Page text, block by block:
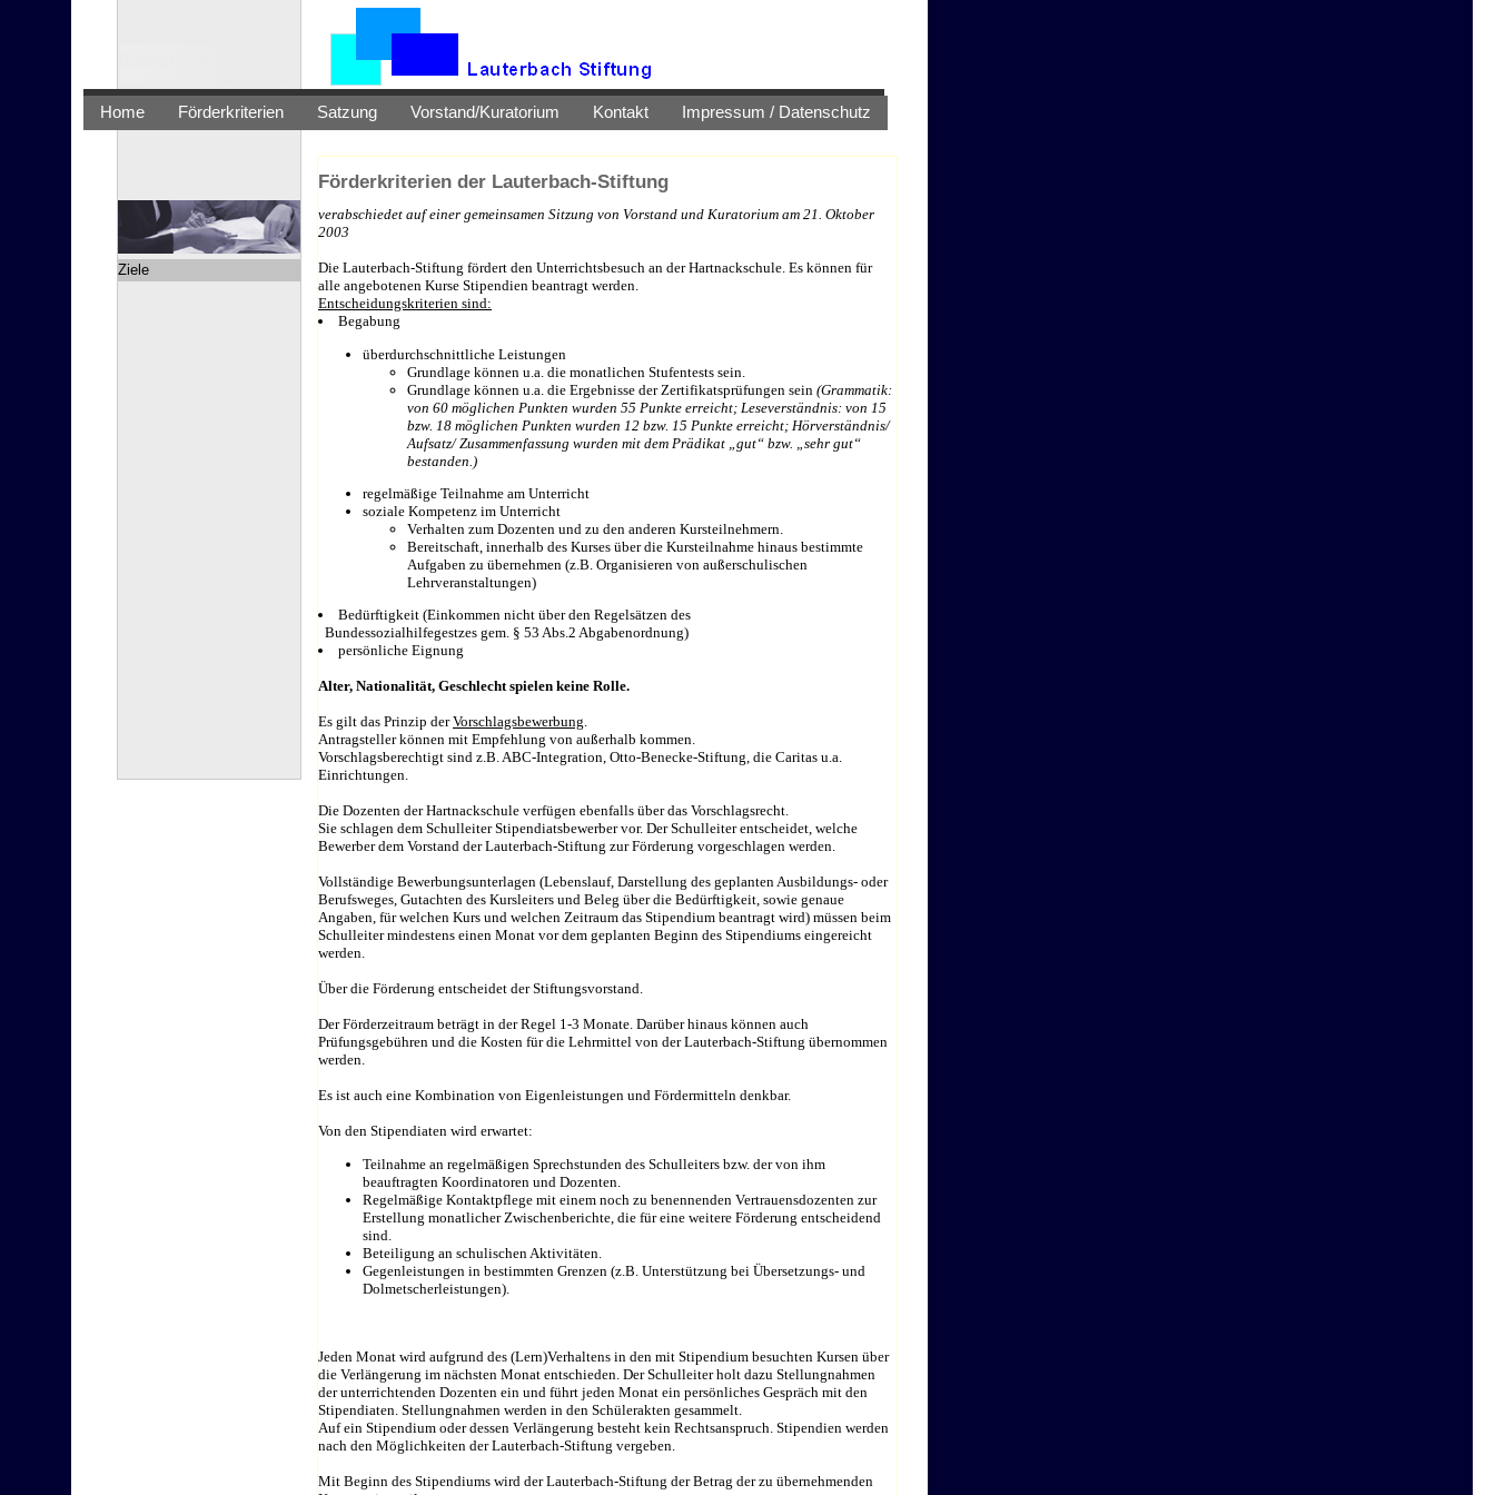
Ziele
Home Förderkriterien Satzung Vorstand/Kuratorium Kontakt Impressum / Datenschutz
Förderkriterien der Lauterbach-Stiftung
verabschiedet auf einer gemeinsamen Sitzung von Vorstand und Kuratorium am 21. Oktober
2003
Die Lauterbach-Stiftung fördert den Unterrichtsbesuch an der Hartnackschule. Es können für
alle angebotenen Kurse Stipendien beantragt werden.
Entscheidungskriterien sind:
Begabung
überdurchschnittliche Leistungen
Grundlage können u.a. die monatlichen Stufentests sein.
Grundlage können u.a. die Ergebnisse der Zertifikatsprüfungen sein (Grammatik:
von 60 möglichen Punkten wurden 55 Punkte erreicht; Leseverständnis: von 15
bzw. 18 möglichen Punkten wurden 12 bzw. 15 Punkte erreicht; Hörverständnis/
Aufsatz/ Zusammenfassung wurden mit dem Prädikat „gut“ bzw. „sehr gut“
bestanden.)
regelmäßige Teilnahme am Unterricht
soziale Kompetenz im Unterricht
Verhalten zum Dozenten und zu den anderen Kursteilnehmern.
Bereitschaft, innerhalb des Kurses über die Kursteilnahme hinaus bestimmte
Aufgaben zu übernehmen (z.B. Organisieren von außerschulischen
Lehrveranstaltungen)
Bedürftigkeit (Einkommen nicht über den Regelsätzen des
Bundessozialhilfegestzes gem. § 53 Abs.2 Abgabenordnung)
persönliche Eignung
Alter, Nationalität, Geschlecht spielen keine Rolle.
Es gilt das Prinzip derVorschlagsbewerbung.
Antragsteller können mit Empfehlung von außerhalb kommen.
Vorschlagsberechtigt sind z.B. ABC-Integration, Otto-Benecke-Stiftung, die Caritas u.a.
Einrichtungen.
Die Dozenten der Hartnackschule verfügen ebenfalls über das Vorschlagsrecht.
Sie schlagen dem Schulleiter Stipendiatsbewerber vor. Der Schulleiter entscheidet, welche
Bewerber dem Vorstand der Lauterbach-Stiftung zur Förderung vorgeschlagen werden.
Vollständige Bewerbungsunterlagen (Lebenslauf, Darstellung des geplanten Ausbildungs- oder
Berufsweges, Gutachten des Kursleiters und Beleg über die Bedürftigkeit, sowie genaue
Angaben, für welchen Kurs und welchen Zeitraum das Stipendium beantragt wird) müssen beim
Schulleiter mindestens einen Monat vor dem geplanten Beginn des Stipendiums eingereicht
werden.
Über die Förderung entscheidet der Stiftungsvorstand.
Der Förderzeitraum beträgt in der Regel 1-3 Monate. Darüber hinaus können auch
Prüfungsgebühren und die Kosten für die Lehrmittel von der Lauterbach-Stiftung übernommen
werden.
Es ist auch eine Kombination von Eigenleistungen und Fördermitteln denkbar.
Von den Stipendiaten wird erwartet:
Teilnahme an regelmäßigen Sprechstunden des Schulleiters bzw. der von ihm
beauftragten Koordinatoren und Dozenten.
Regelmäßige Kontaktpflege mit einem noch zu benennenden Vertrauensdozenten zur
Erstellung monatlicher Zwischenberichte, die für eine weitere Förderung entscheidend
sind.
Beteiligung an schulischen Aktivitäten.
Gegenleistungen in bestimmten Grenzen (z.B. Unterstützung bei Übersetzungs- und
Dolmetscherleistungen).
Jeden Monat wird aufgrund des (Lern)Verhaltens in den mit Stipendium besuchten Kursen über
die Verlängerung im nächsten Monat entschieden. Der Schulleiter holt dazu Stellungnahmen
der unterrichtenden Dozenten ein und führt jeden Monat ein persönliches Gespräch mit den
Stipendiaten. Stellungnahmen werden in den Schülerakten gesammelt.
Auf ein Stipendium oder dessen Verlängerung besteht kein Rechtsanspruch. Stipendien werden
nach den Möglichkeiten der Lauterbach-Stiftung vergeben.
Mit Beginn des Stipendiums wird der Lauterbach-Stiftung der Betrag der zu übernehmenden